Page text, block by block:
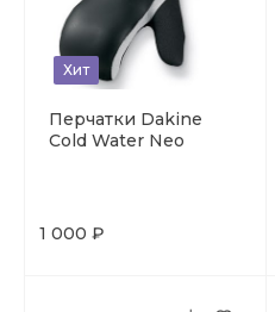
Хит
Перчатки Dakine
Cold Water Neo
1 000 ₽